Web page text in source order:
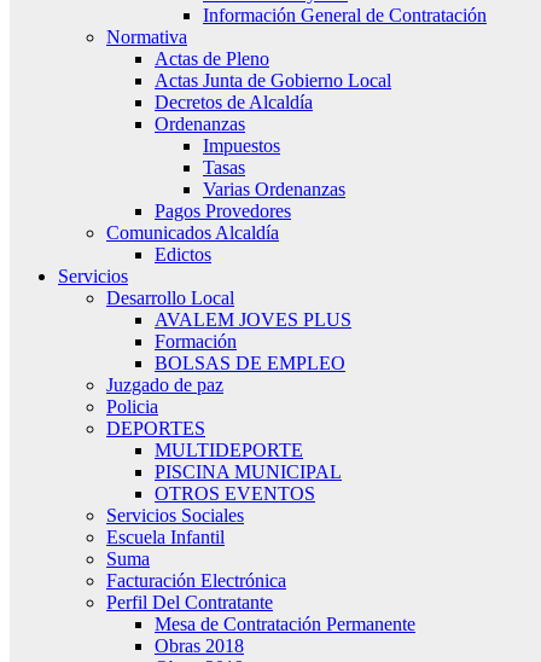
Información General de Contratación
Normativa
Actas de Pleno
Actas Junta de Gobierno Local
Decretos de Alcaldía
Ordenanzas
Impuestos
Tasas
Varias Ordenanzas
Pagos Provedores
Comunicados Alcaldía
Edictos
Servicios
Desarrollo Local
AVALEM JOVES PLUS
Formación
BOLSAS DE EMPLEO
Juzgado de paz
Policia
DEPORTES
MULTIDEPORTE
PISCINA MUNICIPAL
OTROS EVENTOS
Servicios Sociales
Escuela Infantil
Suma
Facturación Electrónica
Perfil Del Contratante
Mesa de Contratación Permanente
Obras 2018